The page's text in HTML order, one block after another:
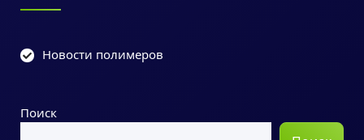
Новости полимеров
Поиск